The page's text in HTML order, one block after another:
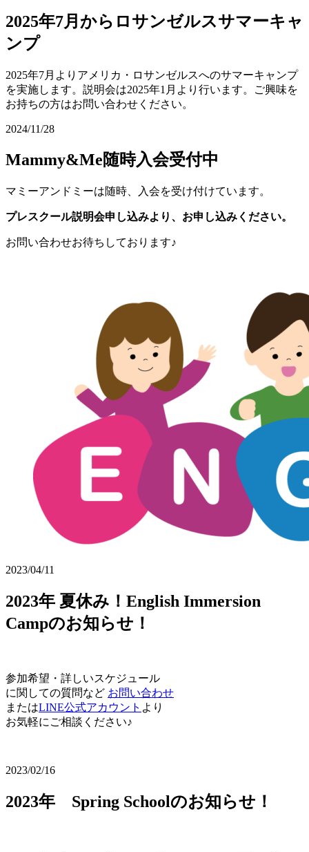
2025年7月からロサンゼルスサマーキャ
ンプ
2025年7月よりアメリカ・ロサンゼルスへのサマーキャンプ
を実施します。説明会は2025年1月より行います。ご興味を
お持ちの方はお問い合わせください。
2024/11/28
Mammy&Me随時入会受付中
マミーアンドミーは随時、入会を受け付けています。
プレスクール説明会申し込みより、お申し込みください。
お問い合わせお待ちしております♪
2023/04/11
2023年 夏休み！English Immersion
Campのお知らせ！
参加希望・詳しいスケジュール
に関しての質問など お問い合わせ
またはLINE公式アカウント より
お気軽にご相談ください♪
2023/02/16
2023年 Spring Schoolのお知らせ！